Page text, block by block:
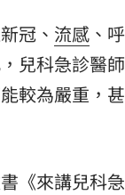
冠、 流感 、
，兒科急診醫
較為嚴重，
《來講兒科